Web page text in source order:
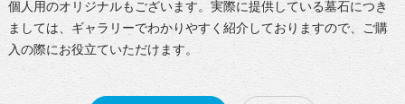
個人用のオリジナルもございます。実際に提供している墓石につき
ましては、ギャラリーでわかりやすく紹介しておりますので、ご購
入の際にお役立ていただけます。